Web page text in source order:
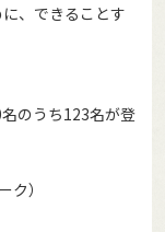
、できることす
のうち123名が登
）